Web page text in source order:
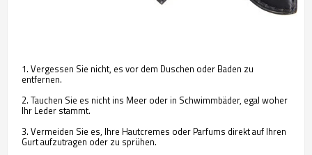
1. Vergessen Sie nicht, es vor dem Duschen oder Baden zu
entfernen.
2. Tauchen Sie es nicht ins Meer oder in Schwimmbäder, egal woher
Ihr Leder stammt.
3. Vermeiden Sie es, Ihre Hautcremes oder Parfums direkt auf Ihren
Gurt aufzutragen oder zu sprühen.